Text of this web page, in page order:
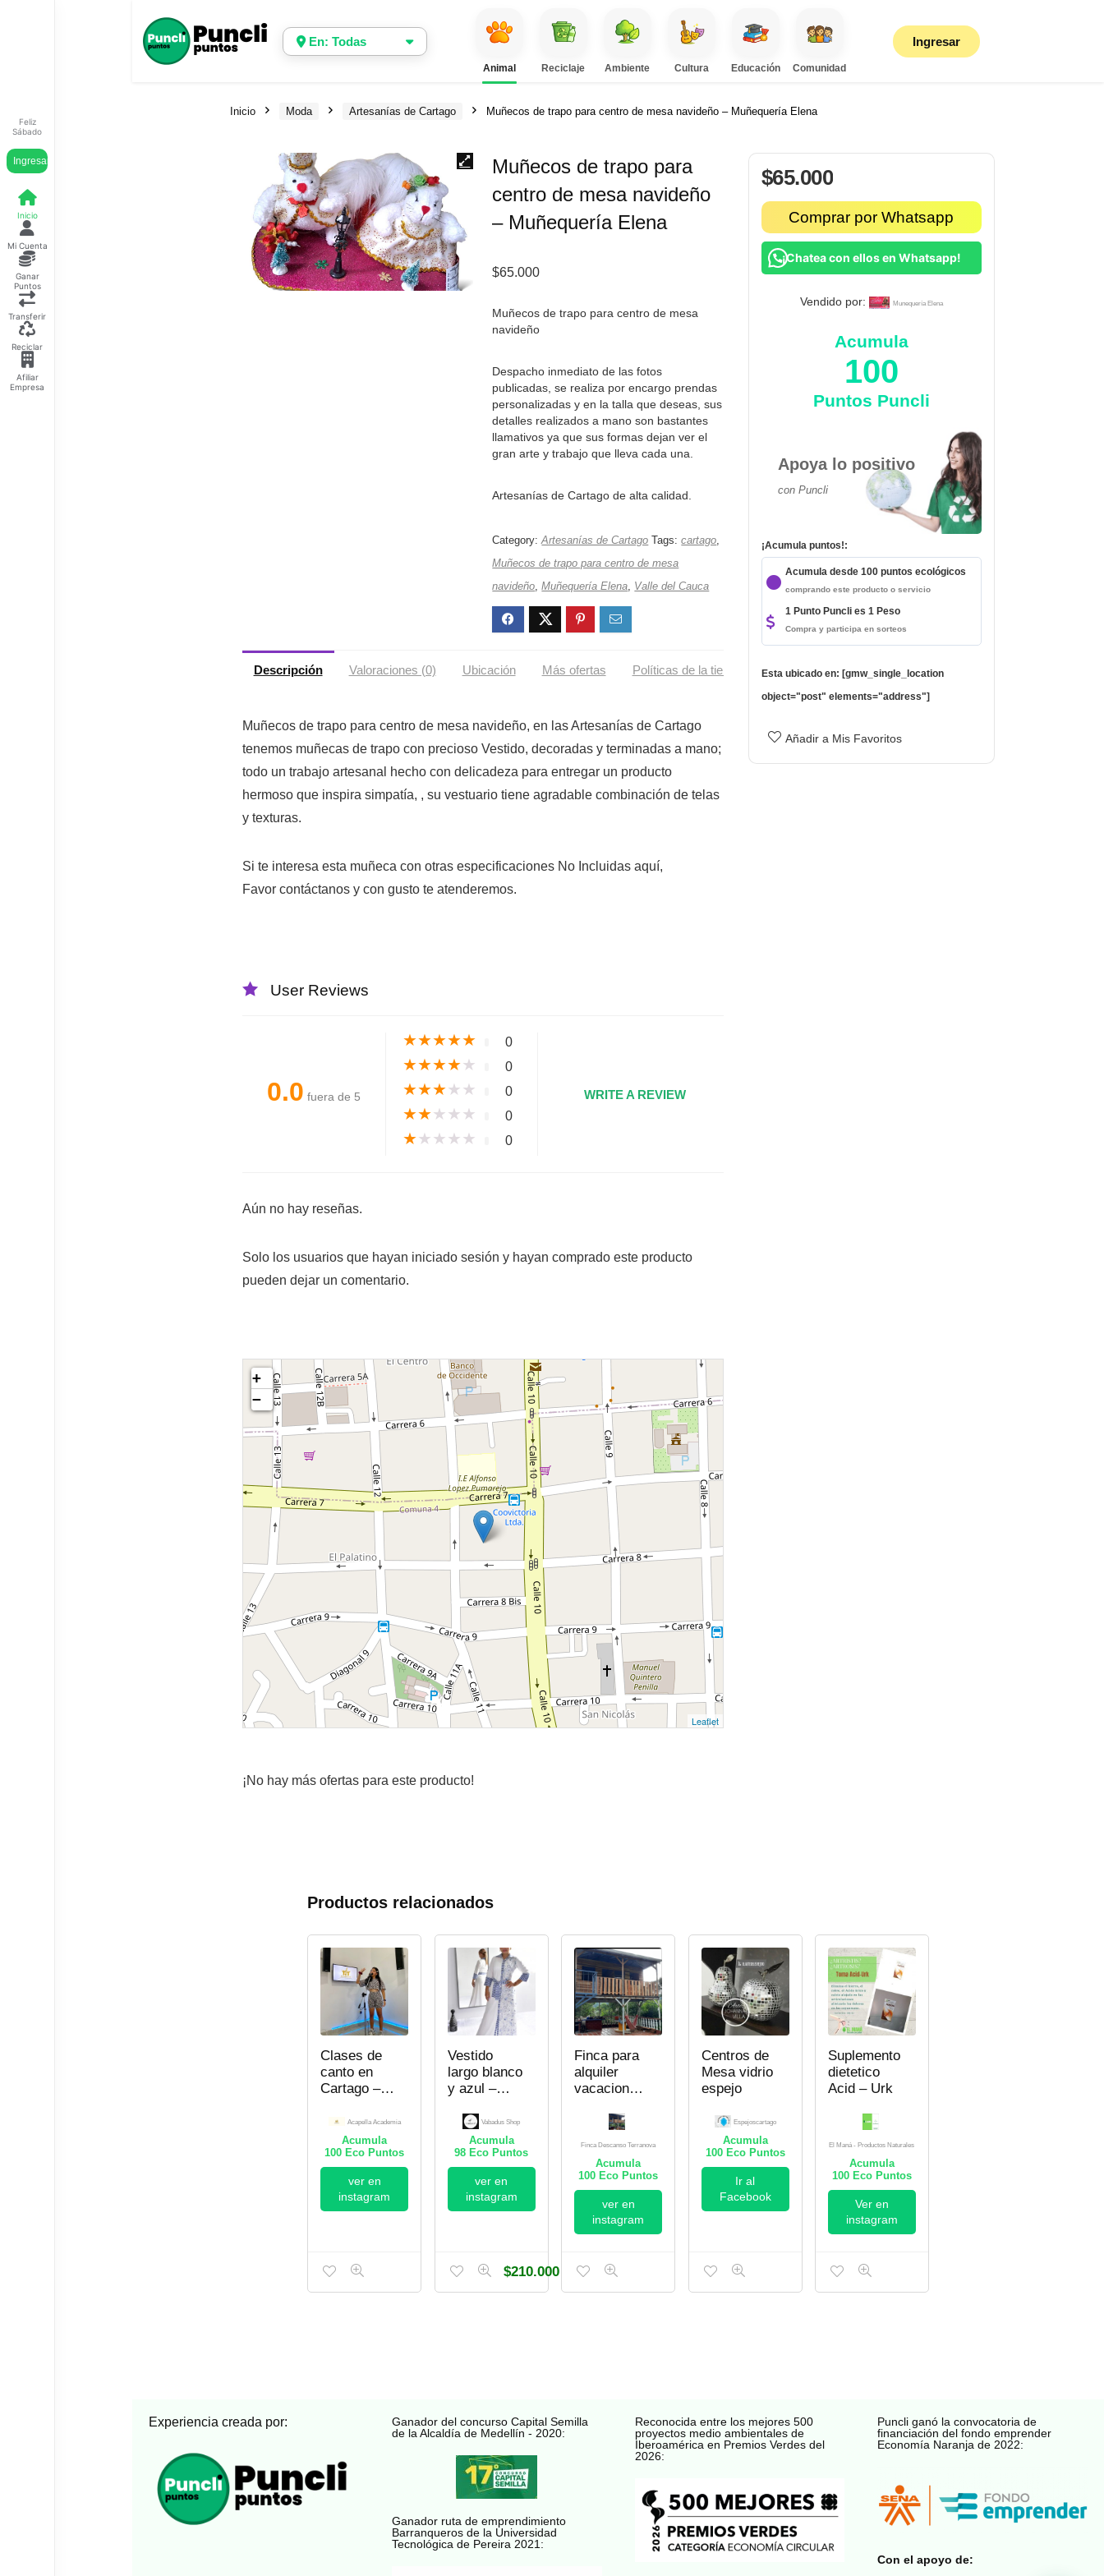
Feliz
Sábado
Ingresar
Inicio
Mi Cuenta
Ganar
Puntos
Transferir
Reciclar
Afiliar
Empresa
En: Todas
Animal Reciclaje Ambiente Cultura Educación Comunidad
Ingresar
Inicio Moda Artesanías de Cartago Muñecos de trapo para centro de mesa navideño – Muñequería Elena
Muñecos de trapo para
centro de mesa navideño
– Muñequería Elena
$65.000
Muñecos de trapo para centro de mesa
navideño
Despacho inmediato de las fotos
publicadas, se realiza por encargo prendas
personalizadas y en la talla que deseas, sus
detalles realizados a mano son bastantes
llamativos ya que sus formas dejan ver el
gran arte y trabajo que lleva cada una.
Artesanías de Cartago de alta calidad.
Category:Artesanías de Cartago Tags:cartago,
Muñecos de trapo para centro de mesa
navideño,Muñequería Elena, Valle del Cauca
Descripción Valoraciones (0) Ubicación Más ofertas Políticas de la tienda
Muñecos de trapo para centro de mesa navideño, en las Artesanías de Cartago
tenemos muñecas de trapo con precioso Vestido, decoradas y terminadas a mano;
todo un trabajo artesanal hecho con delicadeza para entregar un producto
hermoso que inspira simpatía, , su vestuario tiene agradable combinación de telas
y texturas.
Si te interesa esta muñeca con otras especificaciones No Incluidas aquí,
Favor contáctanos y con gusto te atenderemos.
User Reviews
0.0 fuera de 5
★★★★★ 0
★★★★★ 0
★★★★★ 0
★★★★★ 0
★★★★★ 0
WRITE A REVIEW
Aún no hay reseñas.
Solo los usuarios que hayan iniciado sesión y hayan comprado este producto
pueden dejar un comentario.
+
−
Leaflet
¡No hay más ofertas para este producto!
$65.000
Comprar por Whatsapp
¡Chatea con ellos en Whatsapp!
Vendido por: Munequería Elena
Acumula
100
Puntos Puncli
Apoya lo positivo
con Puncli
¡Acumula puntos!:
Acumula desde 100 puntos ecológicos
comprando este producto o servicio
1 Punto Puncli es 1 Peso
Compra y participa en sorteos
Esta ubicado en: [gmw_single_location
object="post" elements="address"]
Añadir a Mis Favoritos
Productos relacionados
Clases de
canto en
Cartago –
Academia
Acapella Academia
Acumula
100 Eco Puntos
ver en
instagram
Vestido
largo blanco
y azul –
Vabadus Shop
Acumula
98 Eco Puntos
ver en
instagram
$210.000
Finca para
alquiler
vacacional
Cartago,
Finca
Descanso
Terranova
Finca Descanso Terranova
Acumula
100 Eco Puntos
ver en
instagram
Centros de
Mesa vidrio
espejo
Espejoscartago
Acumula
100Eco Puntos
Ir al
Facebook
Suplemento
dietetico
Acid – Urk
El Maná - Productos Naturales
Acumula
100Eco Puntos
Ver en
instagram
Experiencia creada por:
Ganador del concurso Capital Semilla
de la Alcaldía de Medellín - 2020:
Ganador ruta de emprendimiento
Barranqueros de la Universidad
Tecnológica de Pereira 2021:
Reconocida entre los mejores 500
proyectos medio ambientales de
Iberoamérica en Premios Verdes del
2026:
Puncli ganó la convocatoria de
financiación del fondo emprender
Economía Naranja de 2022:
Con el apoyo de: